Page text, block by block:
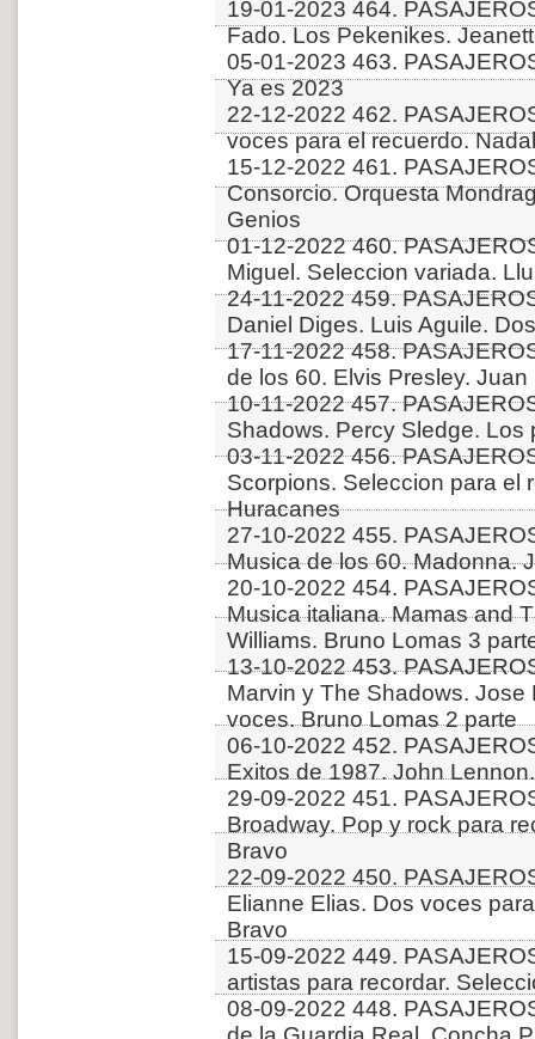
19-01-2023 464.
Fado. Los Pekenikes.
05-01-2023 463.
Ya es 2023
22-12-2022 462.
voces para el recuerdo.
15-12-2022 461.
Consorcio. Orquesta
Genios
01-12-2022 460.
Miguel. Seleccion variada.
24-11-2022 459.
Daniel Diges. Luis Aguile.
17-11-2022 458.
de los 60. Elvis Presley.
10-11-2022 457.
Shadows. Percy Sledge.
03-11-2022 456.
Scorpions. Seleccion para el
Huracanes
27-10-2022 455.
Musica de los 60. Madonna.
20-10-2022 454.
Musica italiana. Mamas and
Williams. Bruno Lomas 3
13-10-2022 453.
Marvin y The Shadows.
voces. Bruno Lomas 2 parte
06-10-2022 452.
Exitos de 1987. John
29-09-2022 451.
Broadway. Pop y rock para
Bravo
22-09-2022 450.
Elianne Elias. Dos voces
Bravo
15-09-2022 449.
artistas para recordar.
08-09-2022 448.